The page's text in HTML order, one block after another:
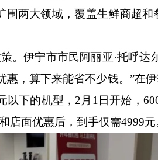
两大领域，覆盖生鲜商超
。伊宁市市民阿丽亚·托呼达
惠，算下来能省不少钱。”在
下的机型，2月1日开始，
店面优惠后，到手仅需4999元